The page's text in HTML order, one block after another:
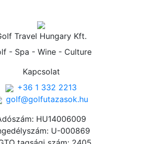
Travel Hungary Kft.
- Spa - Wine - Culture
Kapcsolat
+36 1 332 2213
golf@golfutazasok.hu
HU14006009
U-000869